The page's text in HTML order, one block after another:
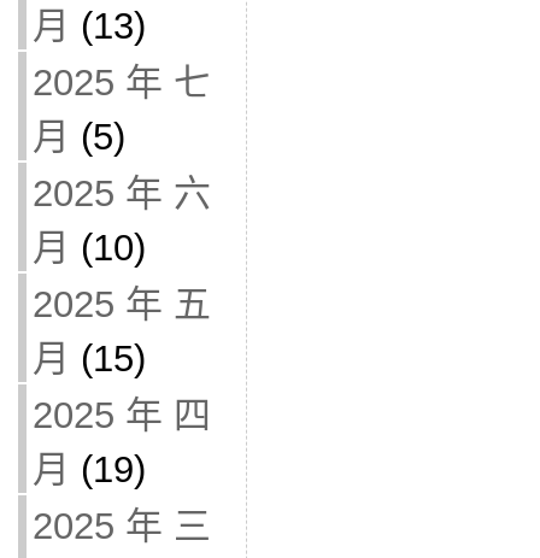
月 (13)
2025 年 七
月 (5)
2025 年 六
月 (10)
2025 年 五
月 (15)
2025 年 四
月 (19)
2025 年 三